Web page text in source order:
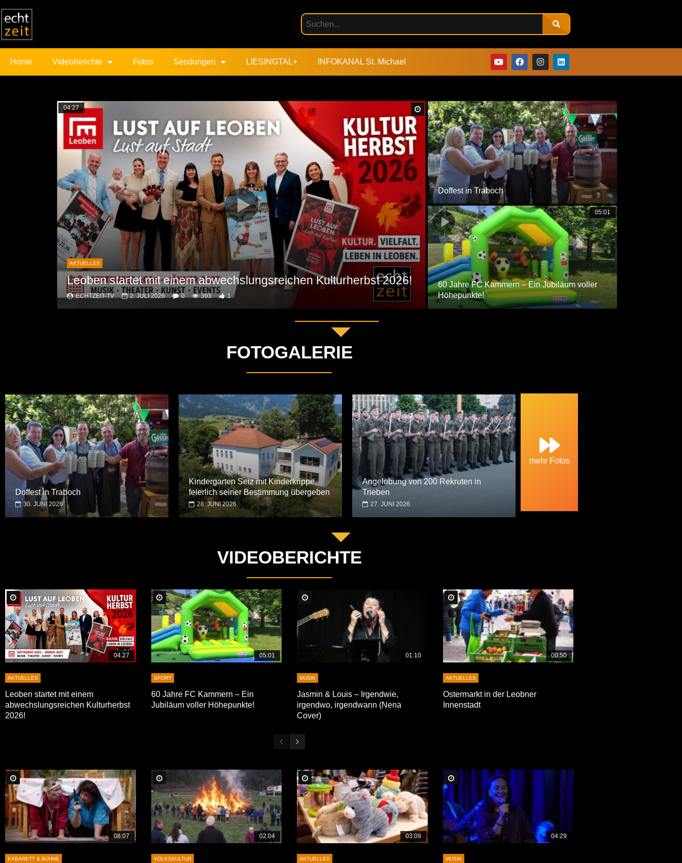
Home Videoberichte Fotos Sendungen LIESINGTAL+ INFOKANAL St. Michael
Später Ansehen
04:27
AKTUELLES
Leoben startet mit einem abwechslungsreichen Kulturherbst 2026!
ECHTZEIT-TV 2. JULI 2026 0 393 1
Doffest in Traboch
05:01
60 Jahre FC Kammern – Ein Jubiläum voller
Höhepunkte!
FOTOGALERIE
Doffest in Traboch
30. JUNI 2026
Kindergarten Seiz mit Kinderkrippe
feierlich seiner Bestimmung übergeben
28. JUNI 2026
Angelobung von 200 Rekruten in
Trieben
27. JUNI 2026
mehr Fotos
VIDEOBERICHTE
Später Ansehen
04:27
AKTUELLES
Leoben startet mit einem
abwechslungsreichen Kulturherbst
2026!
Später Ansehen
05:01
SPORT
60 Jahre FC Kammern – Ein
Jubiläum voller Höhepunkte!
01:10
MUSIK
Jasmin & Louis – Irgendwie,
irgendwo, irgendwann (Nena
Cover)
Später Ansehen
00:50
AKTUELLES
Ostermarkt in der Leobner
Innenstadt
Später Ansehen
08:07
KABARETT & BÜHNE
Später Ansehen
02:04
VOLKSKULTUR
Später Ansehen
03:09
AKTUELLES
Später Ansehen
04:29
MUSIK